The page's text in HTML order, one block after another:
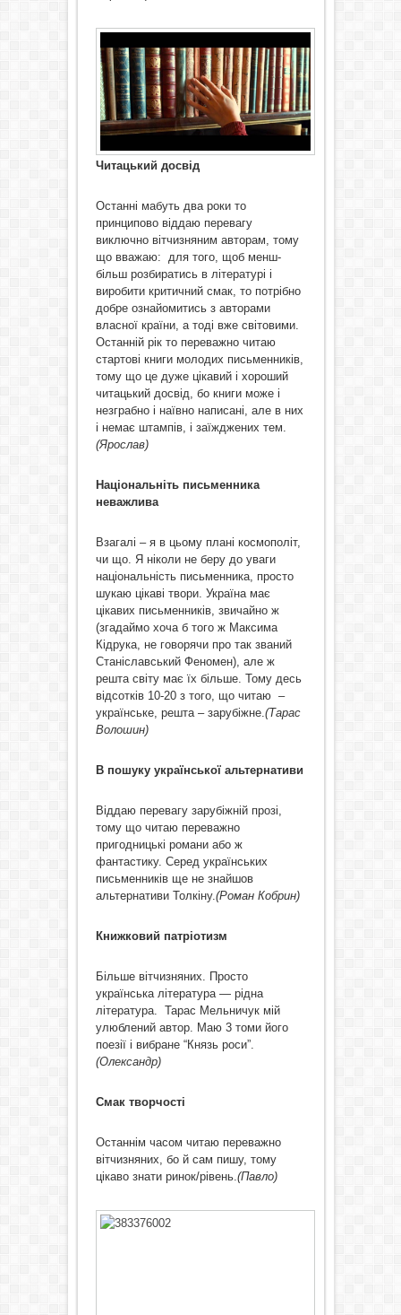
Читацький досвід
Останні мабуть два роки то
принципово віддаю перевагу
виключно вітчизняним авторам, тому
що вважаю: для того, щоб менш-
більш розбиратись в літературі і
виробити критичний смак, то потрібно
добре ознайомитись з авторами
власної країни, а тоді вже світовими.
Останній рік то переважно читаю
стартові книги молодих письменників,
тому що це дуже цікавий і хороший
читацький досвід, бо книги може і
незграбно і наївно написані, але в них
і немає штампів, і заїжджених тем.
(Ярослав)
Національніть письменника
неважлива
Взагалі – я в цьому плані космополіт,
чи що. Я ніколи не беру до уваги
національність письменника, просто
шукаю цікаві твори. Україна має
цікавих письменників, звичайно ж
(згадаймо хоча б того ж Максима
Кідрука, не говорячи про так званий
Станіславський Феномен), але ж
решта світу має їх більше. Тому десь
відсотків 10-20 з того, що читаю –
українське, решта – зарубіжне.(Тарас
Волошин)
В пошуку української альтернативи
Віддаю перевагу зарубіжній прозі,
тому що читаю переважно
пригодницькі романи або ж
фантастику. Серед українських
письменників ще не знайшов
альтернативи Толкіну.(Роман Кобрин)
Книжковий патріотизм
Більше вітчизняних. Просто
українська література — рідна
література. Тарас Мельничук мій
улюблений автор. Маю 3 томи його
поезії і вибране “Князь роси”.
(Олександр)
Смак творчості
Останнім часом читаю переважно
вітчизняних, бо й сам пишу, тому
цікаво знати ринок/рівень.(Павло)